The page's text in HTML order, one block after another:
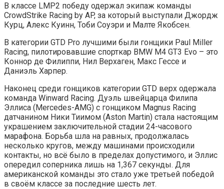
В классе LMP2 победу одержал экипаж команды
CrowdStrike Racing by AP, за который выступали Джордж
Курц, Алекс Куинн, Тоби Соуэри и Малте Якобсен.
В категории GTD Pro лучшими были гонщики Paul Miller
Racing, пилотировавшие спорткар BMW M4 GT3 Evo – это
Коннор де Филиппи, Нил Верхаген, Макс Гессе и
Даниэль Харпер.
Наконец среди гонщиков категории GTD верх одержала
команда Winward Racing. Дуэль швейцарца Филипа
Эллиса (Mercedes-AMG) с гонщиком Magnus Racing
датчанином Ники Тиимом (Aston Martin) стала настоящим
украшением заключительной стадии 24-часового
марафона. Борьба шла на равных, продолжалась
несколько кругов, между машинами происходили
контакты, но всё было в пределах допустимого, и Эллис
опередил соперника лишь на 1,367 секунды. Для
американской команды это стало уже третьей победой
в своём классе за последние шесть лет.